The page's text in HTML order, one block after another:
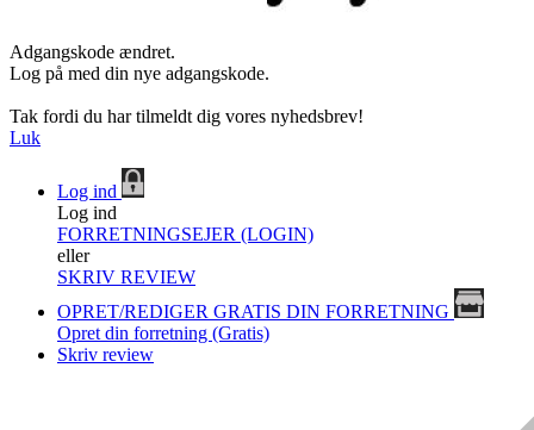
Adgangskode ændret.
Log på med din nye adgangskode.
Tak fordi du har tilmeldt dig vores nyhedsbrev!
Luk
Log ind
Log ind
FORRETNINGSEJER (LOGIN)
eller
SKRIV REVIEW
OPRET/REDIGER GRATIS DIN FORRETNING
Opret din forretning (Gratis)
Skriv review